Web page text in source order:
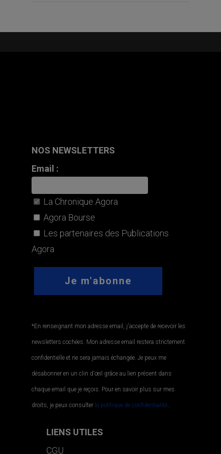
NOS NEWSLETTERS
Email :
La Chronique Agora
Agora Bourse
Les partenaires des Publications
Agora
*En renseignant mon adresse email, j'accepte de recevoir les
newsletters cochées. Mon adresse email restera strictement
confidentielle et ne sera jamais échangée. Je peux me
désabonner en un clin d'œil grâce au lien présent dans
chaque email que je reçois. Pour en savoir plus sur mes
droits, je peux consulter la politique de confidentialité..
LIENS UTILES
CGU